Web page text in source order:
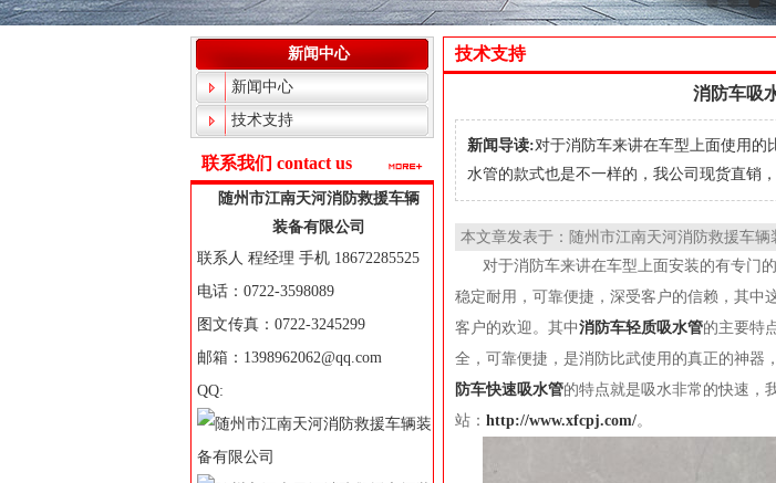
新闻中心
新闻中心
技术支持
联系我们 contact us
随州市江南天河消防救援车辆
装备有限公司
联系人 程经理 手机 18672285525
电话：0722-3598089
图文传真：0722-3245299
邮箱：1398962062@qq.com
QQ:
技术支持
消防车吸
新闻导读:对于消防车来讲在车型上面使用的
水管的款式也是不一样的，我公司现货直销
本文章发表于：随州市江南天河消防救援
对于消防车来讲在车型上面安装的有专门的
稳定耐用，可靠便捷，深受客户的信赖，其中
客户的欢迎。其中消防车轻质吸水管的主要特
全，可靠便捷，是消防比武使用的真正的神器
防车快速吸水管的特点就是吸水非常的快速，
站： http://www.xfcpj.com/。